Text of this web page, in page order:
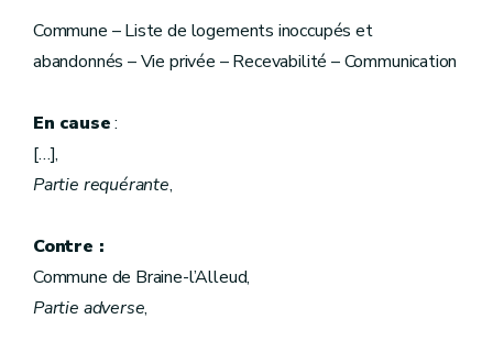
Commune – Liste de logements inoccupés et
abandonnés – Vie privée – Recevabilité – Communication
En cause:
[…],
Partie requérante,
Contre :
Commune de Braine-l’Alleud,
Partie adverse,